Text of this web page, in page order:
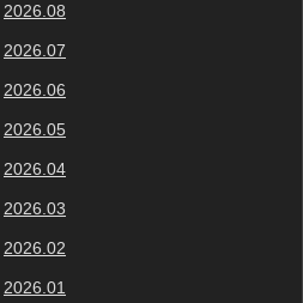
2026.08
2026.07
2026.06
2026.05
2026.04
2026.03
2026.02
2026.01